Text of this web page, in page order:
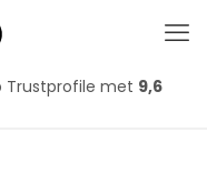
Trustprofile met 9,6